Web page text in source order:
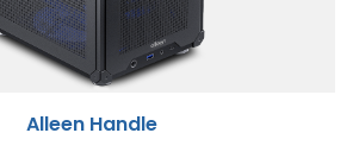
Alleen Handle